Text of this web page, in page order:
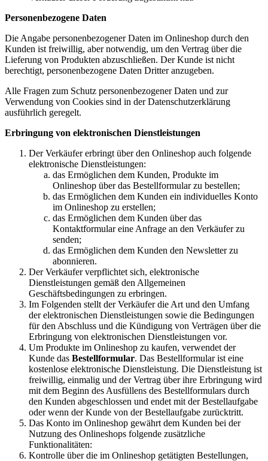
Personenbezogene Daten
Die Angabe personenbezogener Daten im Onlineshop durch den
Kunden ist freiwillig, aber notwendig, um den Vertrag über die
Lieferung von Produkten abzuschließen. Der Kunde ist nicht
berechtigt, personenbezogene Daten Dritter anzugeben.
Alle Fragen zum Schutz personenbezogener Daten und zur
Verwendung von Cookies sind in der Datenschutzerklärung
ausführlich geregelt.
Erbringung von elektronischen Dienstleistungen
Der Verkäufer erbringt über den Onlineshop auch folgende
elektronische Dienstleistungen:
das Ermöglichen dem Kunden, Produkte im
Onlineshop über das Bestellformular zu bestellen;
das Ermöglichen dem Kunden ein individuelles Konto
im Onlineshop zu erstellen;
das Ermöglichen dem Kunden über das
Kontaktformular eine Anfrage an den Verkäufer zu
senden;
das Ermöglichen dem Kunden den Newsletter zu
abonnieren.
Der Verkäufer verpflichtet sich, elektronische
Dienstleistungen gemäß den Allgemeinen
Geschäftsbedingungen zu erbringen.
Im Folgenden stellt der Verkäufer die Art und den Umfang
der elektronischen Dienstleistungen sowie die Bedingungen
für den Abschluss und die Kündigung von Verträgen über die
Erbringung von elektronischen Dienstleistungen vor.
Um Produkte im Onlineshop zu kaufen, verwendet der
Kunde das Bestellformular. Das Bestellformular ist eine
kostenlose elektronische Dienstleistung. Die Dienstleistung ist
freiwillig, einmalig und der Vertrag über ihre Erbringung wird
mit dem Beginn des Ausfüllens des Bestellformulars durch
den Kunden abgeschlossen und endet mit der Bestellaufgabe
oder wenn der Kunde von der Bestellaufgabe zurücktritt.
Das Konto im Onlineshop gewährt dem Kunden bei der
Nutzung des Onlineshops folgende zusätzliche
Funktionalitäten:
Kontrolle über die im Onlineshop getätigten Bestellungen,